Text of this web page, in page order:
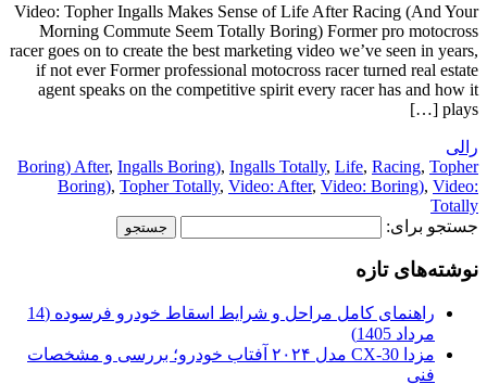
Video: Topher Ingalls Makes Sense of Life After Racing (And Your
Morning Commute Seem Totally Boring) Former pro motocross
racer goes on to create the best marketing video we’ve seen in years,
if not ever Former professional motocross racer turned real estate
agent speaks on the competitive spirit every racer has and how it
plays […]
رالی
Boring) After, Ingalls Boring), Ingalls Totally, Life, Racing, Topher
Boring), Topher Totally, Video: After, Video: Boring), Video:
Totally
جستجو برای:
نوشته‌های تازه
راهنمای کامل مراحل و شرایط اسقاط خودرو فرسوده (14
مرداد 1405)
مزدا CX-30 مدل ۲۰۲۴ آفتاب خودرو؛ بررسی و مشخصات
فنی